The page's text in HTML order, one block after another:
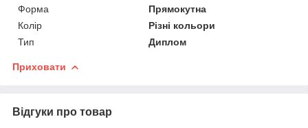
Форма
Прямокутна
Колір
Різні кольори
Тип
Диплом
Приховати
Відгуки про товар